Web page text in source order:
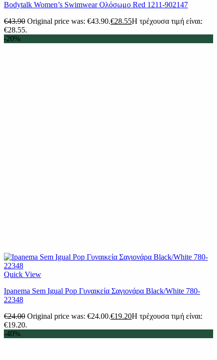
Βodytalk Women’s Swimwear Ολόσωμο Red 1211-902147
€43.90 Original price was: €43.90.€28.55Η τρέχουσα τιμή είναι:
€28.55.
-20%
Quick View
Ipanema Sem Igual Pop Γυναικεία Σαγιονάρα Black/White 780-
22348
€24.00 Original price was: €24.00.€19.20Η τρέχουσα τιμή είναι:
€19.20.
-40%